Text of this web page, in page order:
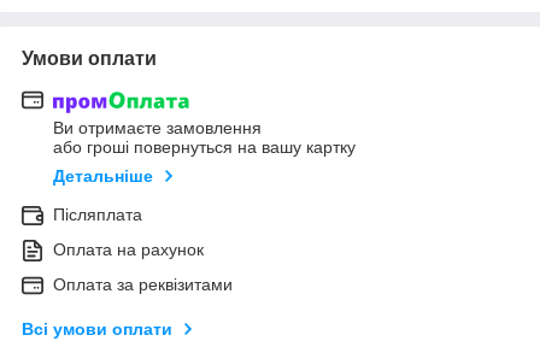
Умови оплати
Ви отримаєте замовлення
або гроші повернуться на вашу картку
Детальніше
Післяплата
Оплата на рахунок
Оплата за реквізитами
Всі умови оплати